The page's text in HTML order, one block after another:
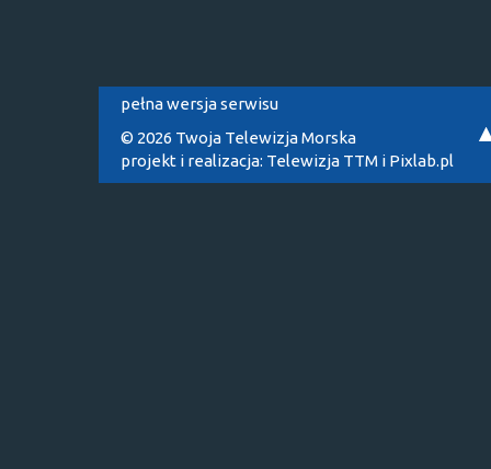
pełna wersja serwisu
© 2026 Twoja Telewizja Morska
projekt i realizacja: Telewizja TTM i Pixlab.pl